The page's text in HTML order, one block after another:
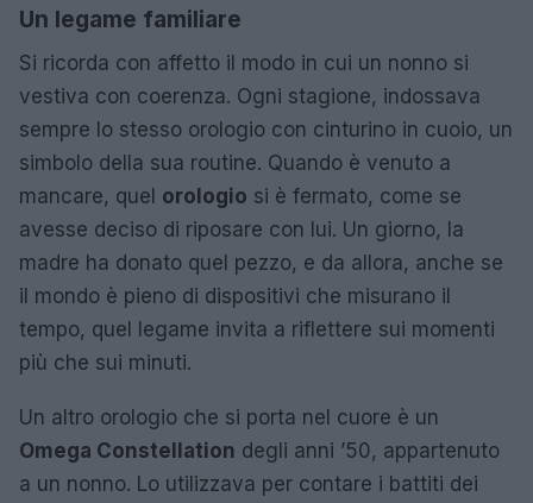
Un legame familiare
Si ricorda con affetto il modo in cui un nonno si
vestiva con coerenza. Ogni stagione, indossava
sempre lo stesso orologio con cinturino in cuoio, un
simbolo della sua routine. Quando è venuto a
mancare, quel orologio si è fermato, come se
avesse deciso di riposare con lui. Un giorno, la
madre ha donato quel pezzo, e da allora, anche se
il mondo è pieno di dispositivi che misurano il
tempo, quel legame invita a riflettere sui momenti
più che sui minuti.
Un altro orologio che si porta nel cuore è un
Omega Constellation degli anni ’50, appartenuto
a un nonno. Lo utilizzava per contare i battiti dei